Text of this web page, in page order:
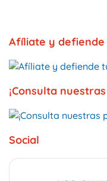
Afíliate y defiende
¡Consulta
Social